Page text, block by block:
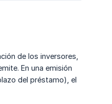
de los inversores,
En una emisión
del préstamo), el